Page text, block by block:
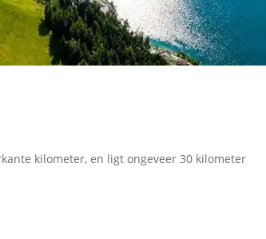
kilometer, en ligt ongeveer 30 kilometer